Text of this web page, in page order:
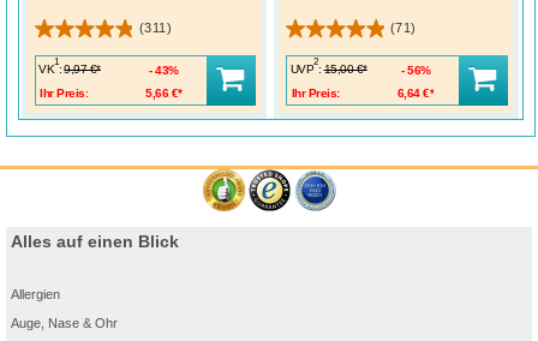
(311)
VK
1
: 9,97 €*
Ihr Preis:
5,66 €*
43%
(71)
UVP
2
: 15,00 €*
Ihr Preis:
6,64 €*
56%
Alles auf einen Blick
Allergien
Auge, Nase & Ohr